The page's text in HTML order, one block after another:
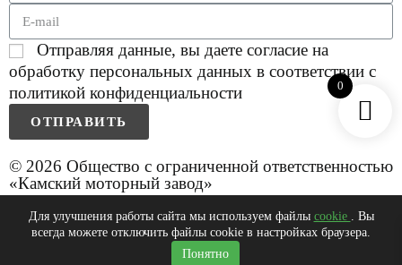
Отправляя данные, вы даете согласие на
обработку персональных данных в соответствии с
политикой конфиденциальности
ОТПРАВИТЬ
© 2026 Общество с ограниченной ответственностью
«Камский моторный завод»
0
0
Для улучшения работы сайта мы используем файлы cookie . Вы
всегда можете отключить файлы cookie в настройках браузера.
Понятно